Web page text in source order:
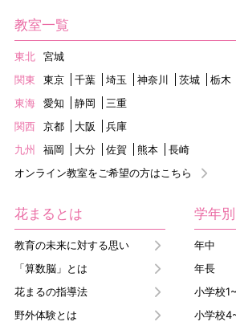
教室一覧
東北
宮城
関東
東京 千葉 埼玉 神奈川 茨城
栃木
東海
愛知 静岡
三重
関西
京都 大阪
兵庫
九州
福岡 大分 佐賀 熊本
長崎
オンライン教室をご希望の方はこちら
花まるとは
教育の未来に対する思い
「算数脳」とは
花まるの指導法
野外体験とは
学年
年中
年長
小学校
小学校